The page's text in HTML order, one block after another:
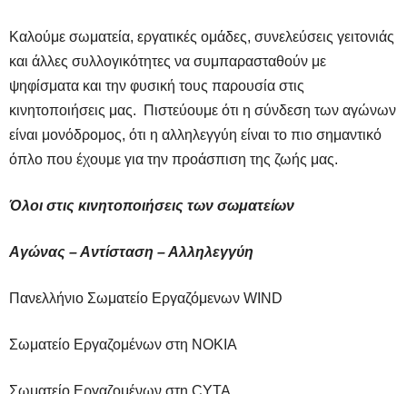
Καλούμε σωματεία, εργατικές ομάδες, συνελεύσεις γειτονιάς
και άλλες συλλογικότητες να συμπαρασταθούν με
ψηφίσματα και την φυσική τους παρουσία στις
κινητοποιήσεις μας. Πιστεύουμε ότι η σύνδεση των αγώνων
είναι μονόδρομος, ότι η αλληλεγγύη είναι το πιο σημαντικό
όπλο που έχουμε για την προάσπιση της ζωής μας.
Όλοι στις κινητοποιήσεις των σωματείων
Αγώνας – Αντίσταση – Αλληλεγγύη
Πανελλήνιο Σωματείο Εργαζόμενων WIND
Σωματείο Εργαζομένων στη NOKIA
Σωματείο Εργαζομένων στη CYTA